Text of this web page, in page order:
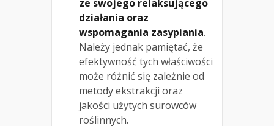
ze swojego relaksującego
działania oraz
wspomagania zasypiania.
Należy jednak pamiętać, że
efektywność tych właściwości
może różnić się zależnie od
metody ekstrakcji oraz
jakości użytych surowców
roślinnych.